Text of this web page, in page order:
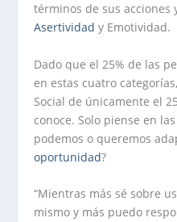
términos de sus acciones
Asertividad y Emotividad.
Dado que el 25% de las
en estas cuatro
Social de únicamente el
conoce. Solo piense en
podemos o queremos
oportunidad?
“Mientras más sé sobre
mismo y más puedo